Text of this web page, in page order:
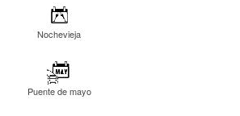
Nochevieja
Puente de mayo